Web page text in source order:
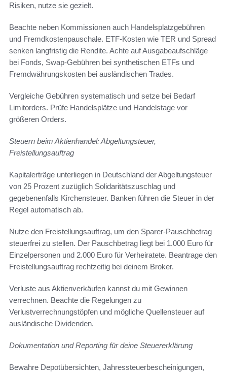
Risiken, nutze sie gezielt.
Beachte neben Kommissionen auch Handelsplatzgebühren
und Fremdkostenpauschale. ETF-Kosten wie TER und Spread
senken langfristig die Rendite. Achte auf Ausgabeaufschläge
bei Fonds, Swap-Gebühren bei synthetischen ETFs und
Fremdwährungskosten bei ausländischen Trades.
Vergleiche Gebühren systematisch und setze bei Bedarf
Limitorders. Prüfe Handelsplätze und Handelstage vor
größeren Orders.
Steuern beim Aktienhandel: Abgeltungsteuer,
Freistellungsauftrag
Kapitalerträge unterliegen in Deutschland der Abgeltungsteuer
von 25 Prozent zuzüglich Solidaritätszuschlag und
gegebenenfalls Kirchensteuer. Banken führen die Steuer in der
Regel automatisch ab.
Nutze den Freistellungsauftrag, um den Sparer-Pauschbetrag
steuerfrei zu stellen. Der Pauschbetrag liegt bei 1.000 Euro für
Einzelpersonen und 2.000 Euro für Verheiratete. Beantrage den
Freistellungsauftrag rechtzeitig bei deinem Broker.
Verluste aus Aktienverkäufen kannst du mit Gewinnen
verrechnen. Beachte die Regelungen zu
Verlustverrechnungstöpfen und mögliche Quellensteuer auf
ausländische Dividenden.
Dokumentation und Reporting für deine Steuererklärung
Bewahre Depotübersichten, Jahressteuerbescheinigungen,